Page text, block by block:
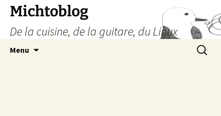
Aller
contenu
Michtoblog
De la cuisine, de la guitare, du Linux
Menu